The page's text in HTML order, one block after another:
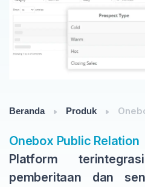
Beranda Produk
Onebox Public Relation
Platform
pemberitaan dan